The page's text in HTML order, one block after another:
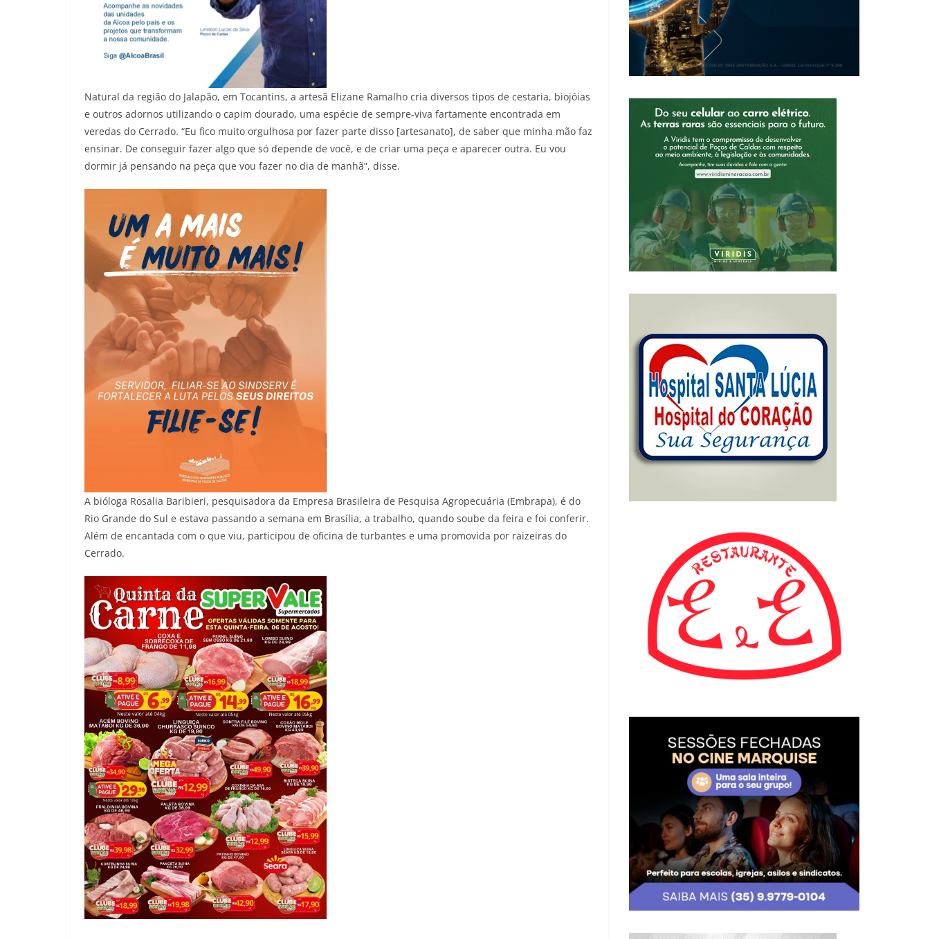
Natural da região do Jalapão, em Tocantins, a artesã Elizane Ramalho cria diversos tipos de cestaria, biojóias
e outros adornos utilizando o capim dourado, uma espécie de sempre-viva fartamente encontrada em
veredas do Cerrado. “Eu fico muito orgulhosa por fazer parte disso [artesanato], de saber que minha mão faz
ensinar. De conseguir fazer algo que só depende de você, e de criar uma peça e aparecer outra. Eu vou
dormir já pensando na peça que vou fazer no dia de manhã”, disse.
A bióloga Rosalia Baribieri, pesquisadora da Empresa Brasileira de Pesquisa Agropecuária (Embrapa), é do
Rio Grande do Sul e estava passando a semana em Brasília, a trabalho, quando soube da feira e foi conferir.
Além de encantada com o que viu, participou de oficina de turbantes e uma promovida por raizeiras do
Cerrado.